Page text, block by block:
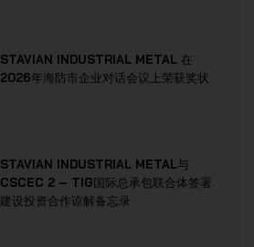
STAVIAN INDUSTRIAL METAL 在
2026年海防市企业对话会议上荣获奖状
STAVIAN INDUSTRIAL METAL与
CSCEC 2 – TIG国际总承包联合体签署
建设投资合作谅解备忘录